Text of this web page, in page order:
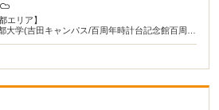
エリア】
大学(吉田キャンパス/百周年時計台記念館百周年